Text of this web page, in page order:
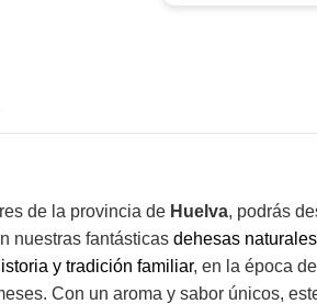
de la provincia de Huelva, podrás
nuestras fantásticas dehesas
y tradición familiar, en la época
Con un aroma y sabor únicos,